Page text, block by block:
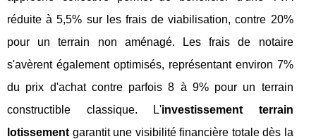
réduite à 5,5% sur les frais de viabilisation, contre 20%
pour un terrain non aménagé. Les frais de notaire
s'avèrent également optimisés, représentant environ 7%
du prix d'achat contre parfois 8 à 9% pour un terrain
constructible classique. L'investissement terrain
lotissement garantit une visibilité financière totale dès la